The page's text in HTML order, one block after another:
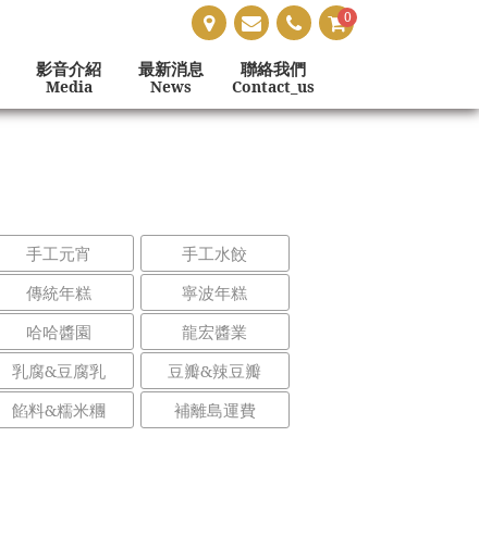
影音介紹
Media
最新消息
News
聯絡我們
Contact_us
0
手工元宵
手工水餃
傳統年糕
寧波年糕
哈哈醬園
龍宏醬業
乳腐&豆腐乳
豆瓣&辣豆瓣
餡料&糯米糰
補離島運費